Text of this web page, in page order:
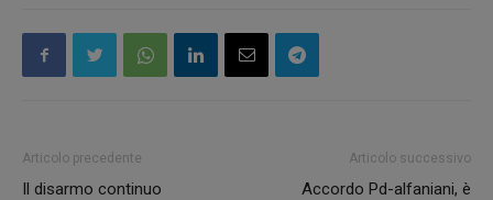
Articolo precedente
Il disarmo continuo
Articolo successivo
Accordo Pd-alfaniani, è